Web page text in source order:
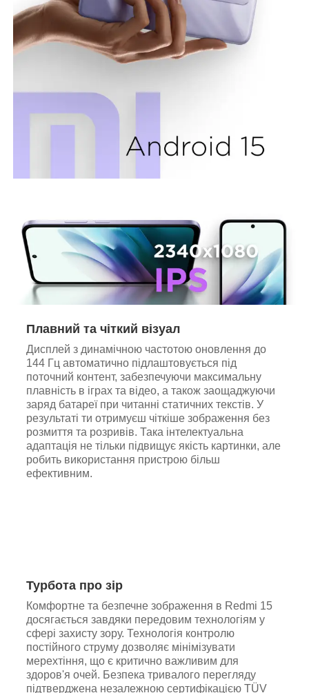
Плавний та чіткий візуал
Дисплей з динамічною частотою оновлення до
144 Гц автоматично підлаштовується під
поточний контент, забезпечуючи максимальну
плавність в іграх та відео, а також заощаджуючи
заряд батареї при читанні статичних текстів. У
результаті ти отримуєш чіткіше зображення без
розмиття та розривів. Така інтелектуальна
адаптація не тільки підвищує якість картинки, але
робить використання пристрою більш
ефективним.
Турбота про зір
Комфортне та безпечне зображення в Redmi 15
досягається завдяки передовим технологіям у
сфері захисту зору. Технологія контролю
постійного струму дозволяє мінімізувати
мерехтіння, що є критично важливим для
здоров'я очей. Безпека тривалого перегляду
підтверджена незалежною сертифікацією TÜV